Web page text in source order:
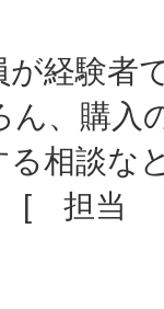
が経験者
ん、購入
る相談な
[ 担